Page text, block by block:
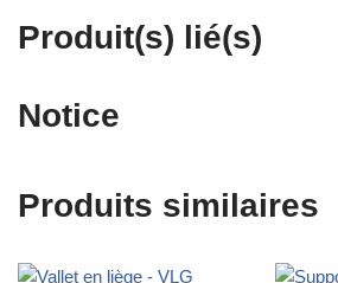
Produit(s) lié(s)
Notice
Produits similaires